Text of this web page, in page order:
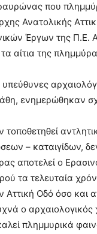
που
Ανατολικής
Έργων της Π.Ε.
αίτια της
ενημερώθηκαν
τοποθετηθεί
– καταιγίδων,
αποτελεί ο
τα τελευταία
Οδό όσο και
ο
πλημμυρικά